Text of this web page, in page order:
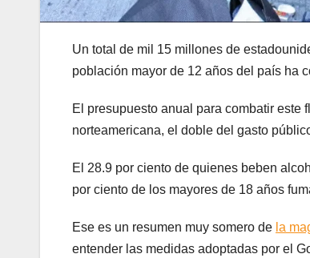
Un total de mil 15 millones de
población mayor de 12 años del país ha
El presupuesto anual para combatir
norteamericana, el doble del gasto
El 28.9 por ciento de quienes beben
por ciento de los mayores de 18 años
Ese es un resumen muy somero de la
entender las medidas adoptadas por el